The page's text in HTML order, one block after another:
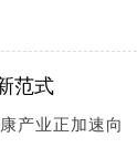
范式
产业正加速向